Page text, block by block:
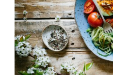
Régime
Alimentation